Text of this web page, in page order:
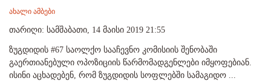
ახალი ამბები
თარიღი: სამშაბათი, 14 მაისი 2019 21:55
ზუგდიდის #67 საოლქო სააჩევნო კომისიის შენობაში
გაერთიანებული ოპოზიციის წარმომადგენლები იმყოფებიან.
ისინი აცხადებენ, რომ ზუგდიდის სოფლებში სამაგიდო ...